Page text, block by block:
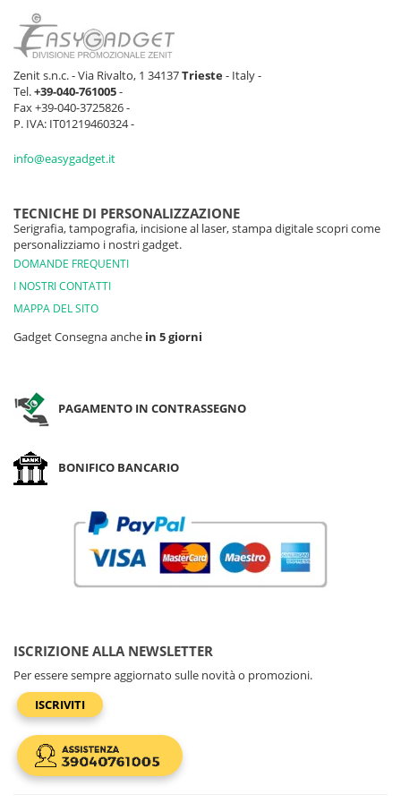
Zenit s.n.c. - Via Rivalto, 1 34137Trieste- Italy -
Tel.+39-040-761005-
Fax +39-040-3725826 -
P. IVA: IT01219460324 -
info@easygadget.it
TECNICHE DI PERSONALIZZAZIONE
Serigrafia, tampografia, incisione al laser, stampa digitale scopri come
personalizziamo i nostri gadget.
DOMANDE FREQUENTI
I NOSTRI CONTATTI
MAPPA DEL SITO
Gadget Consegna anche in 5 giorni
PAGAMENTO IN CONTRASSEGNO
BONIFICO BANCARIO
ISCRIZIONE ALLA NEWSLETTER
Per essere sempre aggiornato sulle novità o promozioni.
ISCRIVITI